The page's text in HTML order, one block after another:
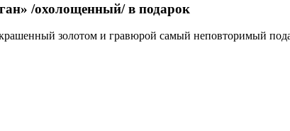
/охолощенный/ в подарок
золотом и гравюрой самый неповторимый